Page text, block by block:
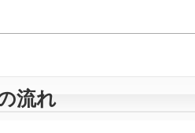
流れ